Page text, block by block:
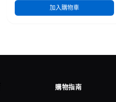
加入購物車
購物指南